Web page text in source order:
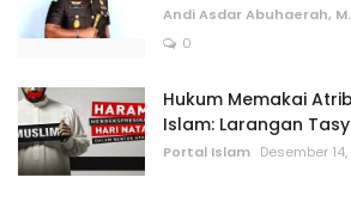
Andi Asdar Abuhaerah,
0
Hukum Memakai
Islam: Larangan
Portal Islam Desember